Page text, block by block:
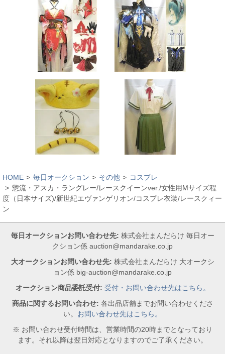
HOME 毎日オークション その他
コスプレ
惣流・アスカ・ラングレー/レースクイーンver./女性用Mサイズ程
度（日本サイズ)/新世紀エヴァンゲリオン/コスプレ衣装/レースクィー
ン
毎日オークションお問い合わせ先: 株式会社まんだらけ 毎日オー
クション係 auction@mandarake.co.jp
大オークションお問い合わせ先: 株式会社まんだらけ 大オークシ
ョン係 big-auction@mandarake.co.jp
オークション商品委託受付: 受付・お問い合わせ先はこちら。
商品に関するお問い合わせ: 各出品店舗までお問い合わせくださ
い。 お問い合わせ先はこちら。
※ お問い合わせ受付時間は、営業時間の20時までとなっており
ます。それ以降は翌日対応となりますのでご了承ください。